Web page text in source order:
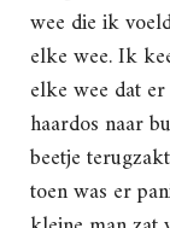
wee die ik
elke wee. Ik
elke wee dat
haardos naar
beetje
toen was er